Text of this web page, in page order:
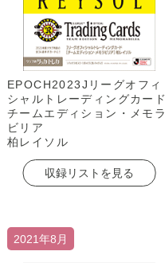
EPOCH2023Jリーグオフィ
シャルトレーディングカード
チームエディション・メモラ
ビリア
柏レイソル
収録リストを見る
2021年8月